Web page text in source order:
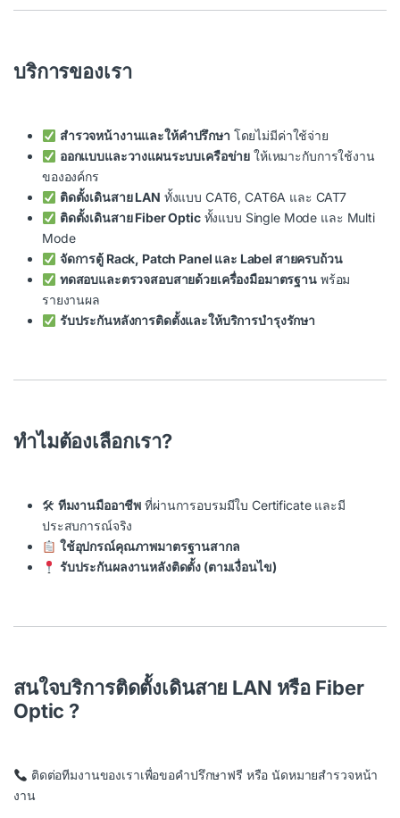
บริการของเรา
สำรวจหน้างานและให้คำปรึกษา โดยไม่มีค่าใช้จ่าย
ออกแบบและวางแผนระบบเครือข่าย ให้เหมาะกับการใช้งาน
ขององค์กร
ติดตั้งเดินสาย LAN ทั้งแบบ CAT6, CAT6A และ CAT7
ติดตั้งเดินสาย Fiber Opticทั้งแบบ Single Mode และ Multi
Mode
จัดการตู้ Rack, Patch Panel และ Label สายครบถ้วน
ทดสอบและตรวจสอบสายด้วยเครื่องมือมาตรฐานพร้อม
รายงานผล
รับประกันหลังการติดตั้งและให้บริการบำรุงรักษา
ทำไมต้องเลือกเรา?
🛠 ทีมงานมืออาชีพ ที่ผ่านการอบรมมีใบ Certificate และมี
ประสบการณ์จริง
ใช้อุปกรณ์คุณภาพมาตรฐานสากล
รับประกันผลงานหลังติดตั้ง (ตามเงื่อนไข)
สนใจบริการติดตั้งเดินสาย LAN หรือ Fiber
Optic ?
ติดต่อทีมงานของเราเพื่อขอคำปรึกษาฟรี หรือ นัดหมายสำรวจหน้า
งาน